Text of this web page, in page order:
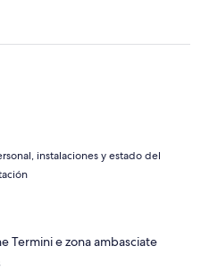
instalaciones y estado del
Termini e zona ambasciate